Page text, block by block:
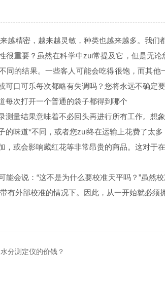
精密，越来越灵敏，种类也越来越多。我们
重要？虽然在科学中zui常提及它，但是无论
同的结果。一些客人可能会吃得很饱，而其
可口可乐每次都略有失调吗？您将永远不确定
次打开一个普通的袋子都得到哪个
量结果意味着不必回头再进行所有工作。想
的味道*不同，或者您zui终在运输上花费了太
或会影响藏红花等非常昂贵的商品。这对于
会说：“这不是为什么要校准天平吗？”虽然
有外部校准的情况下。因此，从一开始就必须
分测定仪的价钱？